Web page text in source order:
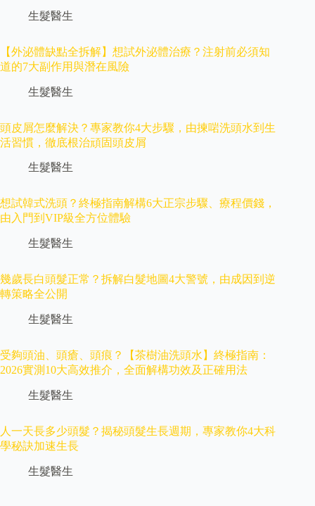
生髮醫生
【外泌體缺點全拆解】想試外泌體治療？注射前必須知
道的7大副作用與潛在風險
生髮醫生
頭皮屑怎麼解決？專家教你4大步驟，由揀啱洗頭水到生
活習慣，徹底根治頑固頭皮屑
生髮醫生
想試韓式洗頭？終極指南解構6大正宗步驟、療程價錢，
由入門到VIP級全方位體驗
生髮醫生
幾歲長白頭髮正常？拆解白髮地圖4大警號，由成因到逆
轉策略全公開
生髮醫生
受夠頭油、頭瘡、頭痕？【茶樹油洗頭水】終極指南：
2026實測10大高效推介，全面解構功效及正確用法
生髮醫生
人一天長多少頭髮？揭秘頭髮生長週期，專家教你4大科
學秘訣加速生長
生髮醫生